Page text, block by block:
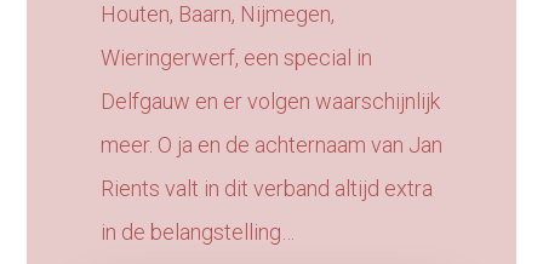
Houten, Baarn, Nijmegen,
Wieringerwerf, een special in
Delfgauw en er volgen waarschijnlijk
meer. O ja en de achternaam van Jan
Rients valt in dit verband altijd extra
in de belangstelling…